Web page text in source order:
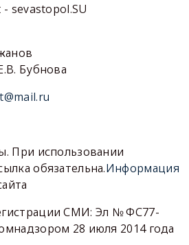
sevastopol.SU
Бубнова
При использовании
обязательна.Информация
СМИ: Эл № ФС77-
28 июля 2014 года